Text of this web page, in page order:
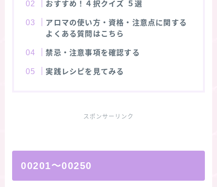
おすすめ！４択クイズ ５選
アロマの使い方・資格・注意点に関する
よくある質問はこちら
禁忌・注意事項を確認する
実践レシピを見てみる
スポンサーリンク
00201～00250